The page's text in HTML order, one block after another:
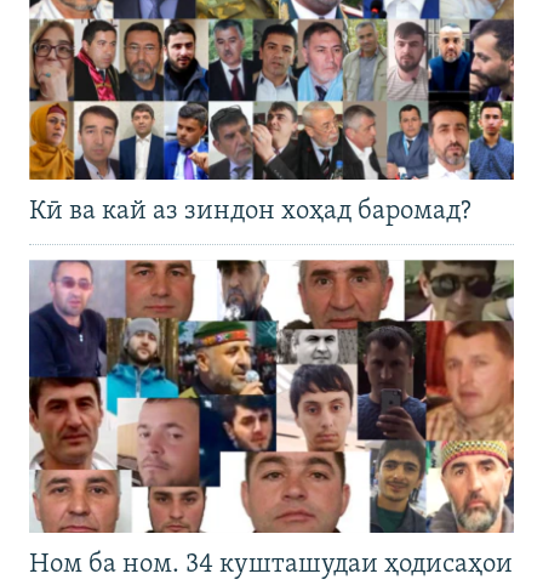
Кӣ ва кай аз зиндон хоҳад баромад?
Ном ба ном. 34 кушташудаи ҳодисаҳои